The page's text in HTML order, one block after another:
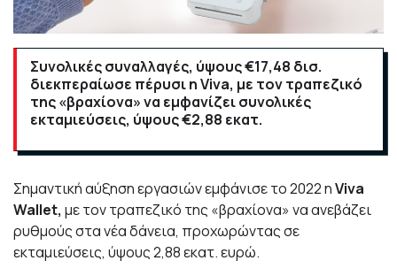
Συνολικές συναλλαγές, ύψους €17,48 δισ.
διεκπεραίωσε πέρυσι η Viva, με τον τραπεζικό
της «βραχίονα» να εμφανίζει συνολικές
εκταμιεύσεις, ύψους €2,88 εκατ.
Σημαντική αύξηση εργασιών εμφάνισε το 2022 ηViva
Wallet, με τον τραπεζικό της «βραχίονα» να ανεβάζει
ρυθμούς στα νέα δάνεια, προχωρώντας σε
εκταμιεύσεις, ύψους 2,88 εκατ. ευρώ.